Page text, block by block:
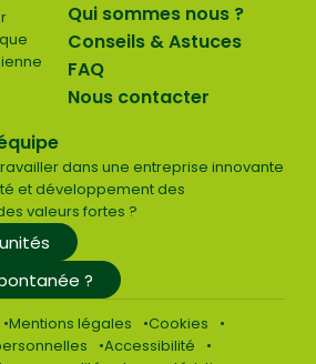
Qui sommes nous ?
Conseils & Astuces
FAQ
Nous contacter
dans une entreprise innovante
et développement des
valeurs fortes ?
?
Mentions légales
Cookies
Accessibilité